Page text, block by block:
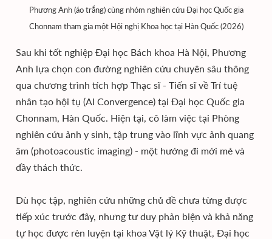
Phương Anh (áo trắng) cùng nhóm nghiên cứu Đại học Quốc gia
Chonnam tham gia một Hội nghị Khoa học tại Hàn Quốc (2026)
Sau khi tốt nghiệp Đại học Bách khoa Hà Nội, Phương
Anh lựa chọn con đường nghiên cứu chuyên sâu thông
qua chương trình tích hợp Thạc sĩ - Tiến sĩ về Trí tuệ
nhân tạo hội tụ (AI Convergence) tại Đại học Quốc gia
Chonnam, Hàn Quốc. Hiện tại, cô làm việc tại Phòng
nghiên cứu ảnh y sinh, tập trung vào lĩnh vực ảnh quang
âm (photoacoustic imaging) - một hướng đi mới mẻ và
đầy thách thức.
Dù học tập, nghiên cứu những chủ đề chưa từng được
tiếp xúc trước đây, nhưng tư duy phản biện và khả năng
tự học được rèn luyện tại khoa Vật lý Kỹ thuật, Đại học